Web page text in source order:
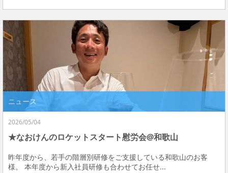
ニュース
2026/05/04
★なおけんのロケットスタート慰労会@和歌山
昨年度から、若手の階層別研修をご支援している和歌山のお客
様。 本年度から新入社員研修も合わせてお任せ...